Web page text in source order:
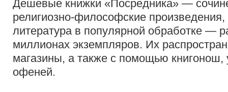
Дешевые книжки «Посредника» —
религиозно-философские произведения,
литература в популярной обработке —
миллионах экземпляров. Их
магазины, а также с помощью книгонош,
офеней.